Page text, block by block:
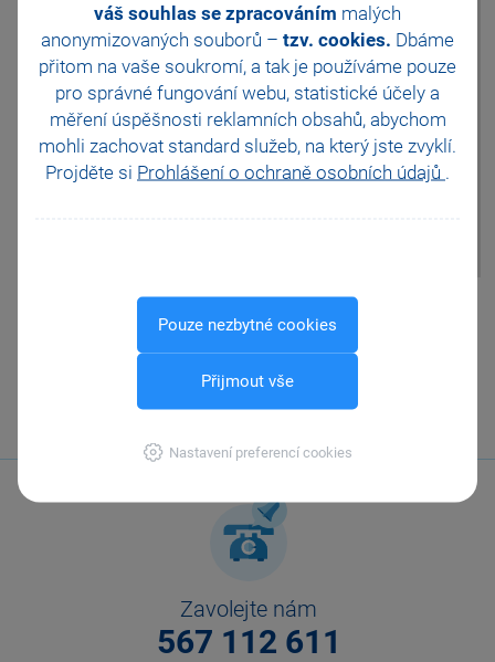
váš souhlas se zpracováním malých
anonymizovaných souborů – tzv. cookies. Dbáme
přitom na vaše soukromí, a tak je používáme pouze
pro správné fungování webu, statistické účely a
měření úspěšnosti reklamních obsahů, abychom
mohli zachovat standard služeb, na který jste zvyklí.
Projděte si Prohlášení o ochraně osobních údajů .
Pouze nezbytné cookies
Přijmout vše
Nastavení preferencí cookies
pole Příloha odpovídající
přílohu. Tím se v panelu sekcí
zobrazí Příloha č. 2, kterou je
třeba ručně vyplnit.
Stejným způsobem můžete
vystavit i přílohy 2A – Byt a
nebytový prostor, 2B – Garáž a
doplňkové stavby, 2C –
Rodinný dům, rekreační
Pomohla Vám tato
odpověď?
Odeslat
Zavolejte nám
567 112 611